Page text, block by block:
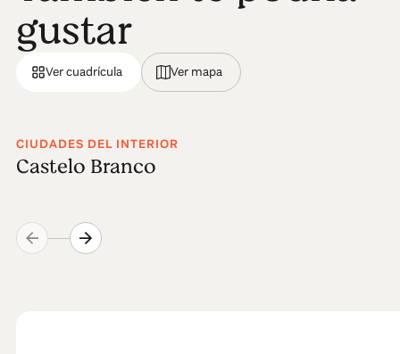
gustar
Ver cuadrícula Ver mapa
CIUDADES DEL INTERIOR
Castelo Branco